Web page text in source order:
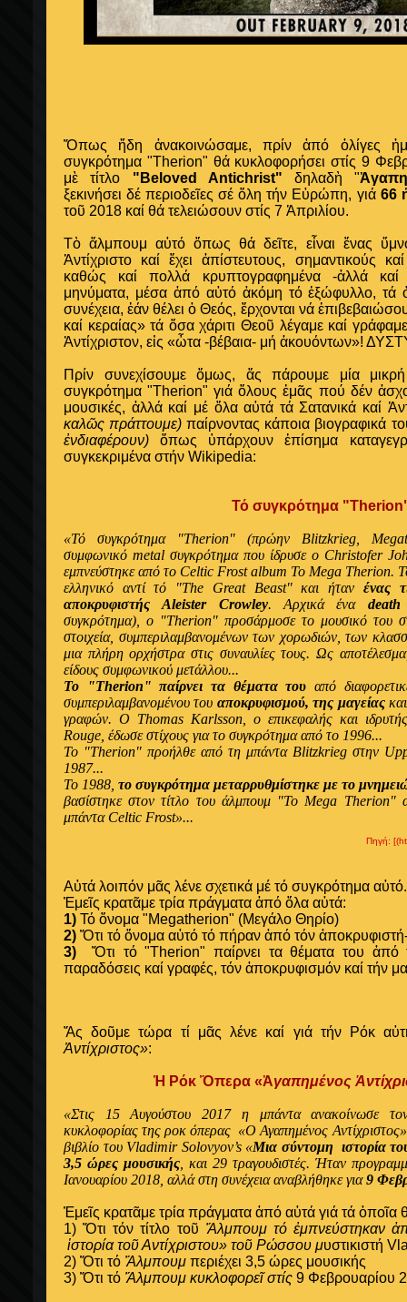
Ὅπως ἤδη ἀνακοινώσαμε, πρίν ἀπό ὀλίγες
συγκρότημα "Therion" θά κυκλοφορήσει στίς 9
μὲ τίτλο "Beloved Antichrist" δηλαδὴ "
ξεκινήσει δέ περιοδεῖες σέ ὅλη τήν Εὐρώπη, γιά 66
τοῦ 2018 καί θά τελειώσουν στίς 7 Ἀπριλίου.
Τὸ ἄλμπουμ αὐτό ὅπως θά δεῖτε, εἶναι ἕνας
Ἀντίχριστο καί ἔχει ἀπίστευτους, σημαντικούς
καθώς καί πολλά κρυπτογραφημένα -ἀλλά καί
μηνύματα, μέσα ἀπό αὐτό ἀκόμη τό ἐξώφυλλο, τά
συνέχεια, ἐάν θέλει ὁ Θεός, ἔρχονται νά
καί κεραίας» τά ὅσα χάριτι Θεοῦ λέγαμε καί
Ἀντίχριστον, εἰς «ὦτα -βέβαια- μή ἀκουόντων»!
Πρίν συνεχίσουμε ὅμως, ἄς πάρουμε μία
συγκρότημα "Therion" γιά ὅλους ἐμᾶς πού δέν
μουσικές, ἀλλά καί μέ ὅλα αὐτά τά Σατανικά καί
καλῶς πράττουμε)παίρνοντας κάποια βιογραφικά
ἐνδιαφέρουν)ὅπως ὑπάρχουν ἐπίσημα
συγκεκριμένα στήν Wikipedia:
Τό συγκρότημα
«Τό συγκρότημα "Therion" (πρώην Blitzkrieg,
συμφωνικό metal συγκρότημα που ίδρυσε ο Christofer
εμπνεύστηκε από το Celtic Frost album To Mega Therion.
ελληνικό αντί τό "The Great Beast" και ήταν ένας
αποκρυφιστής Aleister Crowley. Αρχικά ένα
συγκρότημα), ο "Therion" προσάρμοσε το μουσικό του
στοιχεία, συμπεριλαμβανομένων των χορωδιών, των
μια πλήρη ορχήστρα στις συναυλίες τους. Ως
είδους συμφωνικού μετάλλου...
Το "Therion" παίρνει τα θέματα του από
συμπεριλαμβανομένου του αποκρυφισμού, της μαγείας
γραφών. Ο Thomas Karlsson, ο επικεφαλής και
Rouge, έδωσε στίχους για το συγκρότημα από το 1996...
Το "Therion" προήλθε από τη μπάντα Blitzkrieg στην
1987...
Το 1988, το συγκρότημα μεταρρυθμίστηκε με το
βασίστηκε στον τίτλο του άλμπουμ "To Mega Therion"
μπάντα Celtic Frost»...
Πηγή:
Αὐτά λοιπόν μᾶς λένε σχετικά μέ τό συγκρότημα αὐτό.
Ἐμεῖς κρατᾶμε τρία πράγματα ἀπό ὅλα αὐτά:
1) Τό ὄνομα "Megatherion" (Μεγάλο Θηρίο)
2) Ὅτι τό ὄνομα αὐτό τό πήραν ἀπό τόν
3) Ὅτι τό "Therion" παίρνει τα θέματα του ἀπό
παραδόσεις καί γραφές, τόν ἀποκρυφισμόν καί τήν
Ἄς δοῦμε τώρα τί μᾶς λένε καί γιά τήν Ρόκ
Ἀντίχριστος»:
Ἡ Ρόκ Ὄπερα «Ἀγαπημένος
«Στις 15 Αυγούστου 2017 η μπάντα ανακοίνωσε
κυκλοφορίας της ροκ όπερας «ΟΑγαπημένος Αντίχριστος»
βιβλίο του Vladimir Solovyov’s «Μια σύντομη ιστορία
3,5 ώρες μουσικής , και 29 τραγουδιστές. Ήταν
Ιανουαρίου 2018, αλλά στη συνέχεια αναβλήθηκε για9
Ἐμεῖς κρατᾶμε τρία πράγματα ἀπό αὐτά γιά τά
1) Ὅτι τόν τίτλο τοῦ Ἄλμπουμ τό ἐμπνεύστηκαν
ἱστορία τοῦ Αντίχριστου» τοῦ Ρώσσου μυστικιστή
2) Ὅτι τό Ἄλμπουμ περιέχει 3,5 ώρες μουσικής
3) Ὅτι τό Ἄλμπουμ κυκλοφορεῖ στίς 9 Φεβρουαρίου